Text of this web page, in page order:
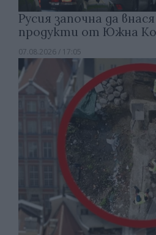
Русия започна да
продукти от Южна
07.08.2026 / 17:05